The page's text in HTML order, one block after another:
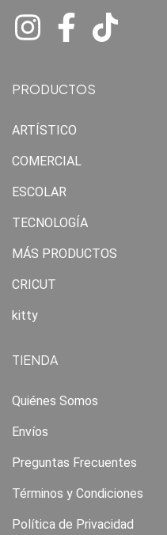
PRODUCTOS
ARTÍSTICO
COMERCIAL
ESCOLAR
TECNOLOGÍA
MÁS PRODUCTOS
CRICUT
kitty
TIENDA
Quiénes Somos
Envíos
Preguntas Frecuentes
Términos y Condiciones
Política de Privacidad